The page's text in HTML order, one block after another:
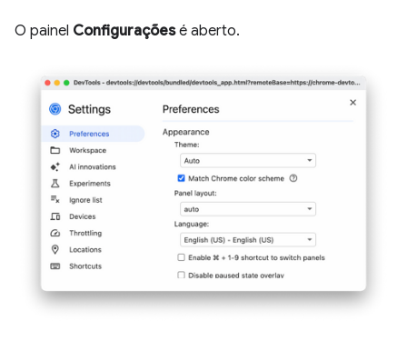
O painel Configuraçõesé aberto.